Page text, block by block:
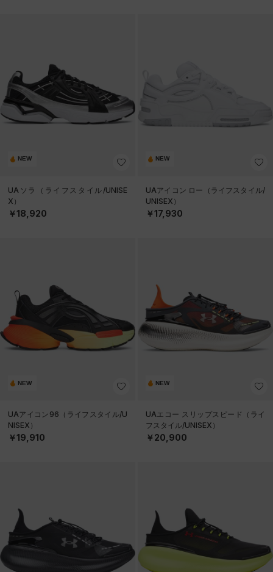
NEW
UAソラ（ライフスタイル/UNISE
X）
￥18,920
NEW
UAアイコン ロー（ライフスタイル/
UNISEX）
￥17,930
NEW
UAアイコン96（ライフスタイル/U
NISEX）
￥19,910
NEW
UAエコー スリップスピード（ライ
フスタイル/UNISEX）
￥20,900